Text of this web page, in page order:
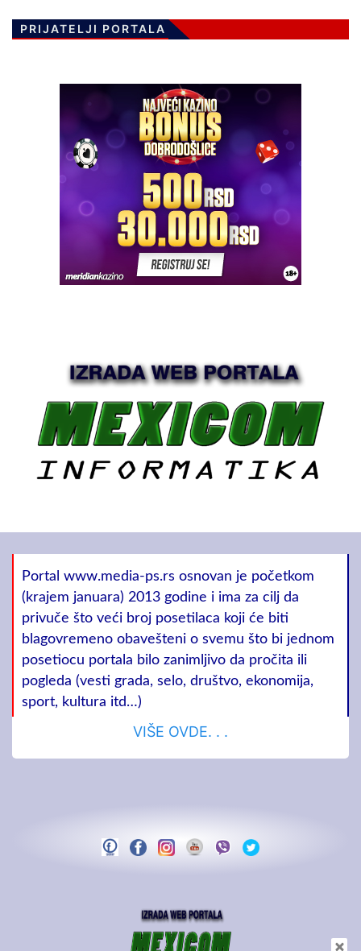
PRIJATELJI PORTALA
Portal www.media-ps.rs osnovan je početkom
(krajem januara) 2013 godine i ima za cilj da
privuče što veći broj posetilaca koji će biti
blagovremeno obavešteni o svemu što bi jednom
posetiocu portala bilo zanimljivo da pročita ili
pogleda (vesti grada, selo, društvo, ekonomija,
sport, kultura itd…)
VIŠE OVDE. . .